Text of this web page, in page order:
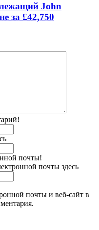
John
за £42,750
почты!
почты здесь
почты и веб-сайт в